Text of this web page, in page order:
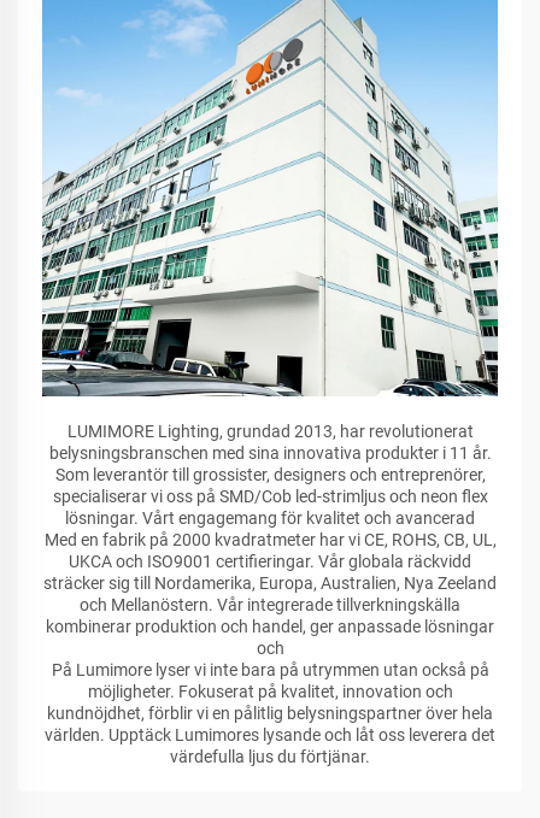
LUMIMORE Lighting, grundad 2013, har revolutionerat
belysningsbranschen med sina innovativa produkter i 11 år.
Som leverantör till grossister, designers och entreprenörer,
specialiserar vi oss på SMD/Cob led-strimljus och neon flex
lösningar. Vårt engagemang för kvalitet och avancerad
Med en fabrik på 2000 kvadratmeter har vi CE, ROHS, CB, UL,
UKCA och ISO9001 certifieringar. Vår globala räckvidd
sträcker sig till Nordamerika, Europa, Australien, Nya Zeeland
och Mellanöstern. Vår integrerade tillverkningskälla
kombinerar produktion och handel, ger anpassade lösningar
och
På Lumimore lyser vi inte bara på utrymmen utan också på
möjligheter. Fokuserat på kvalitet, innovation och
kundnöjdhet, förblir vi en pålitlig belysningspartner över hela
världen. Upptäck Lumimores lysande och låt oss leverera det
värdefulla ljus du förtjänar.